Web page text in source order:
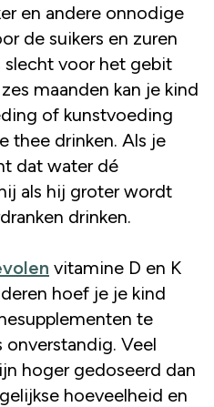
en andere onnodige
de suikers en zuren
slecht voor het gebit
maanden kan je kind
of kunstvoeding
thee drinken. Als je
dat water dé
als hij groter wordt
drinken.
vitamine D en K
hoef je je kind
te
onverstandig. Veel
hoger gedoseerd dan
hoeveelheid en